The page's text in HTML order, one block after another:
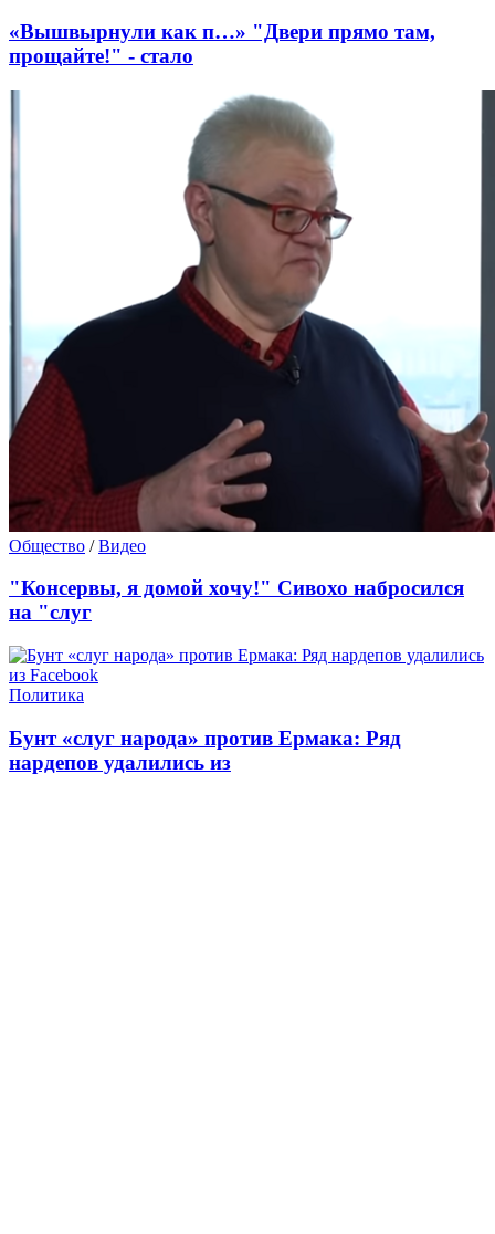
«Вышвырнули как п…» "Двери прямо там,
прощайте!" - стало
Общество /Видео
"Консервы, я домой хочу!" Сивохо набросился
на "слуг
Политика
Бунт «слуг народа» против Ермака: Ряд
нардепов удалились из